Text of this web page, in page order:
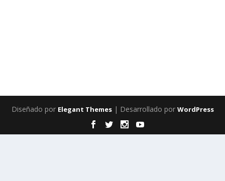
Diseñado por Elegant Themes| Desarrollado por WordPress